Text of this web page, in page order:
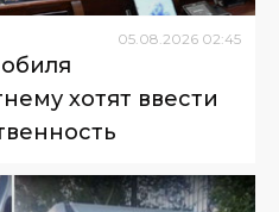
05 08 2026 02:45
хотят ввести